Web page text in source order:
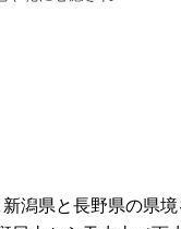
潟県と長野県の県